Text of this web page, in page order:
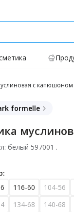
с капюшоном
formelle
белый 597001 .
116-60 104-56
134-68 140-68